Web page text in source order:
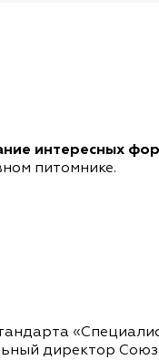
интересных
питомнике.
директор